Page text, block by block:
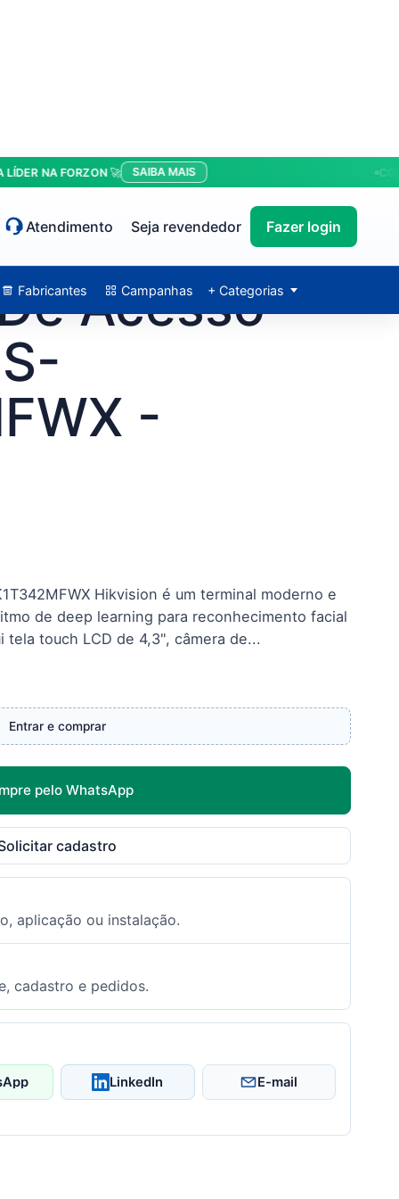
NA FORZON 🚀 SAIBA MAIS
Atendimento Seja revendedor Fazer login
Fabricantes Campanhas + Categorias
Acesso
-
Hikvision é um terminal moderno e
de deep learning para reconhecimento facial
touch LCD de 4,3", câmera de...
Entrar e comprar
pelo WhatsApp
cadastro
aplicação ou instalação.
cadastro e pedidos.
LinkedIn E-mail